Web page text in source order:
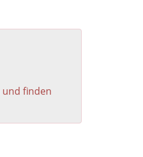
und finden